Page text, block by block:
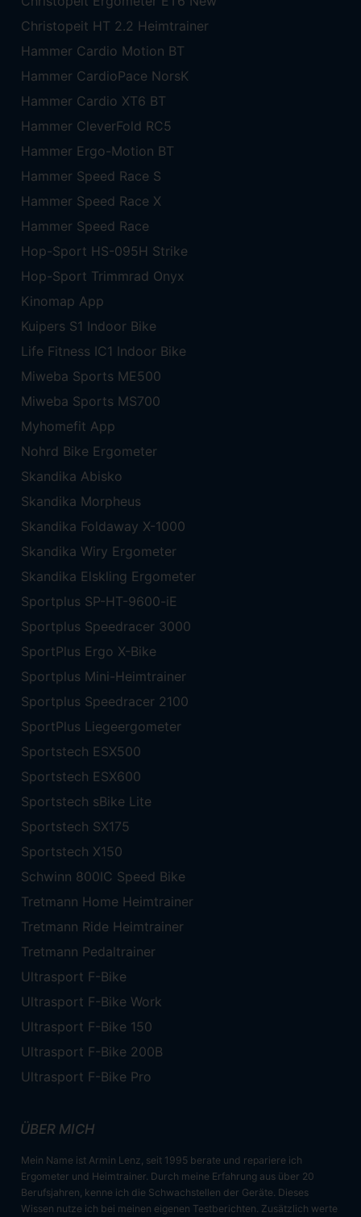
Christopeit HT 2.2 Heimtrainer
Hammer Cardio Motion BT
Hammer CardioPace NorsK
Hammer Cardio XT6 BT
Hammer CleverFold RC5
Hammer Ergo-Motion BT
Hammer Speed Race S
Hammer Speed Race X
Hammer Speed Race
Hop-Sport HS-095H Strike
Hop-Sport Trimmrad Onyx
Kinomap App
Kuipers S1 Indoor Bike
Life Fitness IC1 Indoor Bike
Miweba Sports ME500
Miweba Sports MS700
Myhomefit App
Nohrd Bike Ergometer
Skandika Abisko
Skandika Morpheus
Skandika Foldaway X-1000
Skandika Wiry Ergometer
Skandika Elskling Ergometer
Sportplus SP-HT-9600-iE
Sportplus Speedracer 3000
SportPlus Ergo X-Bike
Sportplus Mini-Heimtrainer
Sportplus Speedracer 2100
SportPlus Liegeergometer
Sportstech ESX500
Sportstech ESX600
Sportstech sBike Lite
Sportstech SX175
Sportstech X150
Schwinn 800IC Speed Bike
Tretmann Home Heimtrainer
Tretmann Ride Heimtrainer
Tretmann Pedaltrainer
Ultrasport F-Bike
Ultrasport F-Bike Work
Ultrasport F-Bike 150
Ultrasport F-Bike 200B
Ultrasport F-Bike Pro
ÜBER MICH
Mein Name ist Armin Lenz, seit 1995 berate und repariere ich
Ergometer und Heimtrainer. Durch meine Erfahrung aus über 20
Berufsjahren, kenne ich die Schwachstellen der Geräte. Dieses
Wissen nutze ich bei meinen eigenen Testberichten. Zusätzlich werte